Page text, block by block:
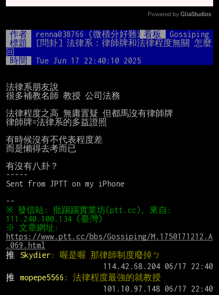
Mute
Powered by GliaStudios
作者 renna038766 (微積分好難過)看板
Gossiping
標題
[問卦] 法律系：律師牌和法律程度無關 怎麼
回
時間
Tue Jun 17 22:40:10 2025
法律系朋友說
很多補教名師 教授 公司法務
法律程度之高 無庸置疑 但都馬沒有律師牌
律師牌=法律系的多益證照
有時候沒有不代表程度差
而是懶得去考而已
有沒有八卦？
-----
Sent from JPTT on my iPhone
※ 發信站: 批踢踢實業坊(ptt.cc), 來自:
https://www.ptt.cc/bbs/Gossiping/M.1750171212.A
.069.html
推
Skydier : 喔是喔 那律師制度廢掉ㄅ
推
mopepe5566 : 法律程度最強的就教授